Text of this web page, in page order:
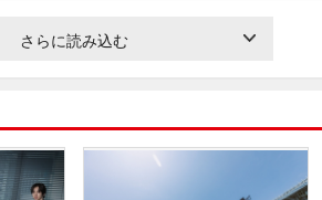
さらに読み込む